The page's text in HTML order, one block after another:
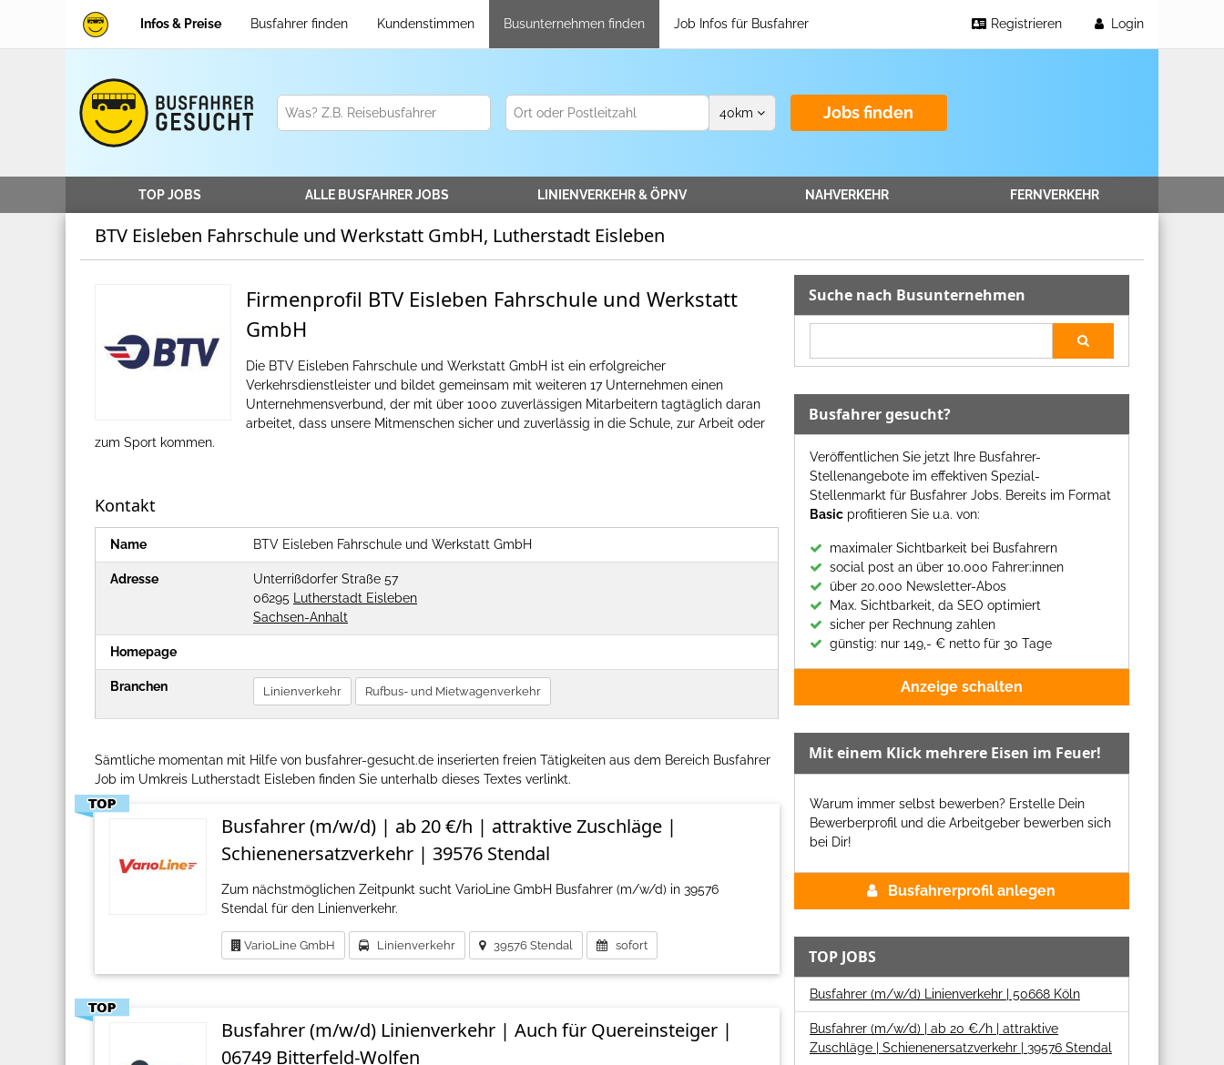
Infos & Preise Busfahrer finden Kundenstimmen Busunternehmen finden Job Infos für Busfahrer Login
Registrieren
40km Jobs finden
TOP JOBS ALLE BUSFAHRERJOBS LINIENVERKEHR& ÖPNV NAHVERKEHR FERNVERKEHR
BTV Eisleben Fahrschule und Werkstatt GmbH, Lutherstadt Eisleben
Firmenprofil BTV Eisleben Fahrschule und Werkstatt
GmbH
Die BTV Eisleben Fahrschule und Werkstatt GmbH ist ein erfolgreicher
Verkehrsdienstleister und bildet gemeinsam mit weiteren 17 Unternehmen einen
Unternehmensverbund, der mit über 1000 zuverlässigen Mitarbeitern tagtäglich daran
arbeitet, dass unsere Mitmenschen sicher und zuverlässig in die Schule, zur Arbeit oder
zum Sport kommen.
Kontakt
Name BTV Eisleben Fahrschule und Werkstatt GmbH
Adresse
Unterrißdorfer Straße 57
06295 Lutherstadt Eisleben
Sachsen-Anhalt
Homepage
Branchen Linienverkehr Rufbus- und Mietwagenverkehr
Sämtliche momentan mit Hilfe von busfahrer-gesucht.de inserierten freien Tätigkeiten aus dem Bereich Busfahrer
Job im Umkreis Lutherstadt Eisleben finden Sie unterhalb dieses Textes verlinkt.
Busfahrer (m/w/d) | ab 20 €/h | attraktive Zuschläge |
Schienenersatzverkehr | 39576 Stendal
Zum nächstmöglichen Zeitpunkt sucht VarioLine GmbH Busfahrer (m/w/d) in 39576
Stendal für den Linienverkehr.
VarioLine GmbH Linienverkehr 39576 Stendal sofort
Busfahrer (m/w/d) Linienverkehr | Auch für Quereinsteiger |
06749 Bitterfeld-Wolfen
Suche nach Busunternehmen
Busfahrer gesucht?
Veröffentlichen Sie jetzt Ihre Busfahrer-
Stellenangebote im effektiven Spezial-
Stellenmarkt für Busfahrer Jobs. Bereits im Format
Basicprofitieren Sie u.a. von:
maximaler Sichtbarkeit bei Busfahrern
social post an über 10.000 Fahrer:innen
über 20.000 Newsletter-Abos
Max. Sichtbarkeit, da SEO optimiert
sicher per Rechnung zahlen
günstig: nur 149,- € netto für 30 Tage
Anzeige schalten
Mit einem Klick mehrere Eisen im Feuer!
Warum immer selbst bewerben? Erstelle Dein
Bewerberprofil und die Arbeitgeber bewerben sich
bei Dir!
Busfahrerprofil anlegen
TOP JOBS
Busfahrer (m/w/d) Linienverkehr | 50668 Köln
Busfahrer (m/w/d) | ab 20 €/h | attraktive
Zuschläge | Schienenersatzverkehr | 39576 Stendal